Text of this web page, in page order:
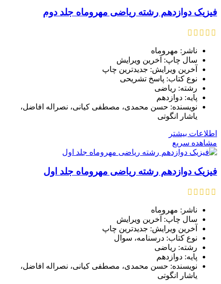
فیزیک دوازدهم رشته ریاضی مهروماه جلد دوم
ناشر: مهروماه
سال چاپ: آخرین ویرایش
آخرین ویرایش: جدیدترین چاپ
نوع کتاب: پاسخ تشریحی
رشته: ریاضی
پایه: دوازدهم
نویسنده: حسن محمدی، مصطفی کیانی، نصراله افاضل،
یاشار انگوتی
اطلاعات بیشتر
مشاهده سریع
فیزیک دوازدهم رشته ریاضی مهروماه جلد اول
ناشر: مهروماه
سال چاپ: آخرین ویرایش
آخرین ویرایش: جدیدترین چاپ
نوع کتاب: درسنامه، سوال
رشته: ریاضی
پایه: دوازدهم
نویسنده: حسن محمدی، مصطفی کیانی، نصراله افاضل،
یاشار انگوتی